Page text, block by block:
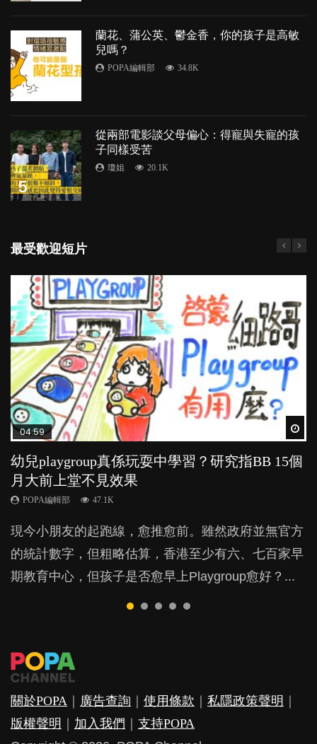
4
蘭花、蒲公英、鬱金香，你的孩子是高敏
兒嗎？
POPA編輯部 34.8K
5
從兩部電影談父母偏心：得寵與失寵的孩
子同樣受苦
瓊姐 20.1K
最受歡迎短片
04:59
幼兒playgroup真係玩耍中學習？研究指BB 15個
月大前上堂不見效果
POPA編輯部 47.1K
現今小朋友的起跑線，愈推愈前。雖然政府並無官方
的統計數字，但粗略估算，香港至少有六、七百家早
期教育中心，但孩子是否愈早上Playgroup愈好？...
03:39
幼稚園遊戲課 如何刺激幼兒自發學習取代獎勵
與懲罰？
POPA編輯部 33.1K
由美國學者所創的 tools of the mind 課程，學生以遊
戲方式學習，學術能力和自制能力亦明顯比其他小朋
友優勝，到底這課程有何特別之處？...
03:02
老公患產後憂鬱症對BB的影響
POPA編輯部 15.9K
鬱，影響日常生活，嚴重的甚至會有自殺，或傷害小
朋友的念頭。但為何爸爸患上產後抑鬱往往難以察
覺？...
04:06
全職好？在職好？｜全職媽媽與在職媽媽的壓
力與價值
POPA編輯部 25.8K
許多媽媽心底可能都有一刻掙扎過：究竟全職好，還
是在職好。雖說每個家庭都有自己的獨特狀況和考慮
因素，但原來全職和在職媽媽所養育的子女其實都各
03:41
BB口腔期乜都放入口，父母該制止還是放手？
POPA編輯部 25.5K
成吮手指的習慣，大個就很難戒，但原來一刀切阻止
他們放東西入口，隨時會影響孩子的身心發展？...
關於POPA ｜ 廣告查詢 ｜ 使用條款 ｜ 私隱政策聲明 ｜
版權聲明 ｜ 加入我們 ｜ 支持POPA